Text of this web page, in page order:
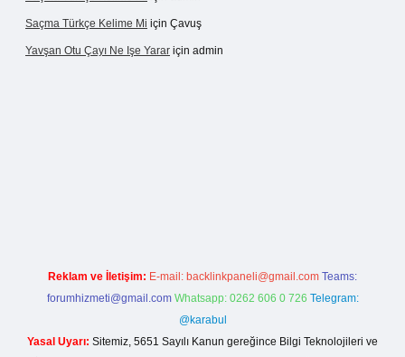
Saçma Türkçe Kelime Mi için Çavuş
Yavşan Otu Çayı Ne Işe Yarar için admin
Reklam ve İletişim: E-mail: backlinkpaneli@gmail.com Teams:
forumhizmeti@gmail.com Whatsapp: 0262 606 0 726 Telegram:
@karabul
Yasal Uyarı: Sitemiz, 5651 Sayılı Kanun gereğince Bilgi Teknolojileri ve